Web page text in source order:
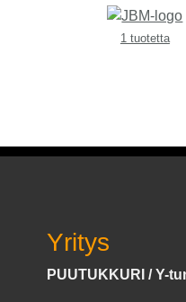
1 tuotetta
Yritys
PUUTUKKURI / Y-